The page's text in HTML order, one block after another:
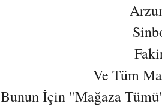
Ve Tüm
Bunun İçin "Mağaza